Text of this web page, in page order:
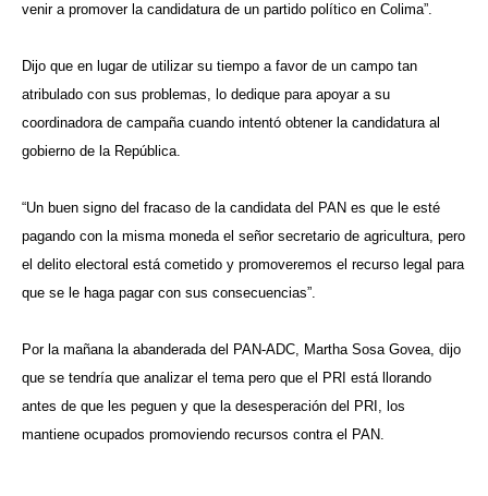
venir a promover la candidatura de un partido político en Colima”.
Dijo que en lugar de utilizar su tiempo a favor de un campo tan
atribulado con sus problemas, lo dedique para apoyar a su
coordinadora de campaña cuando intentó obtener la candidatura al
gobierno de la República.
“Un buen signo del fracaso de la candidata del PAN es que le esté
pagando con la misma moneda el señor secretario de agricultura, pero
el delito electoral está cometido y promoveremos el recurso legal para
que se le haga pagar con sus consecuencias”.
Por la mañana la abanderada del PAN-ADC, Martha Sosa Govea, dijo
que se tendría que analizar el tema pero que el PRI está llorando
antes de que les peguen y que la desesperación del PRI, los
mantiene ocupados promoviendo recursos contra el PAN.